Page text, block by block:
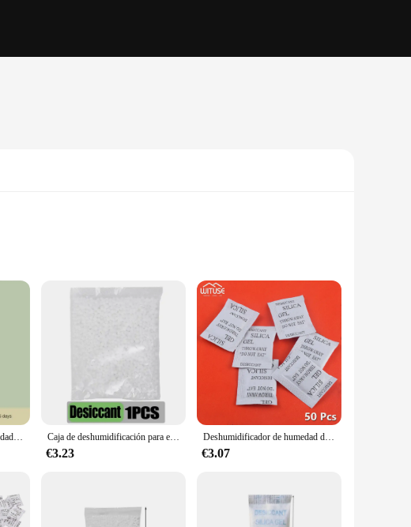
of absorbent polymers, these products are engineered to absorb and
to hold up to 300% of its weight in water, these absorbent sets are
The discreet design ensures they blend seamlessly with any decor,
to the specific needs of your space. Whether you're a
to maintain a comfortable and healthy environment. Whether
these absorbent sets are the solution you've been searching for.
Armario absorbente de humedad armario deshumidificador montaje en pared a prueba de moho desecante caja higroscópica suministro para dormitorio Caja de deshumidificación para el hogar, absorbente de humedad, desecante colgante, armario, deshumidificador de humedad, caja seca antimoho
€3.23
Deshumidificador de humedad de Gel de sílice no tóxico, absorbente, desecante antihumida para cocina, habitación, almacenamiento de alimentos, 1g, 50 paquetes
€3.07